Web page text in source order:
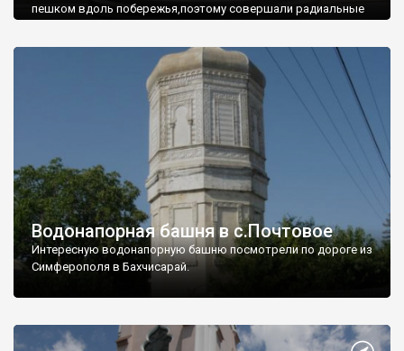
пешком вдоль побережья,поэтому совершали радиальные
Водонапорная башня в с.Почтовое
Интересную водонапорную башню посмотрели по дороге из
Симферополя в Бахчисарай.